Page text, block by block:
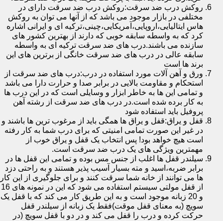
روکش درب ضد سرقت:روکش درب ضد سرقت دارای در
مختلفی در بازار موجود می باشد که از آنها می توان به روکش
هاس ایتالیایی،اروپایی،آمریکایی،چینی،ترکیه ای و ایرانی اشاره
کرد که به واسطه سابقه خوبی که دارند از بهترین کشور های
سازنده می باشند.درب های ضد سرقت ترکیه ای به واسطه
سابقه عالی در درب های ضد سرقت خانگی از برترین های این
برند ها است
ورق و آهن آلات مورد استفاده در درب:درب های ضد سرقت از
استحکام و مقاومت بالایی در برابر صدا و حرارت دارا می باشد
و تمامی این ها به خاطر ابزار و وسایلی است که در این درب ها
به کار برده شده است.در درب های ضد سرقت از رشته آهن
پروفیل باید استفاده شود
قفل و یراق:قفل و یراق ها همگی باید از مرغوب ترین ها باشند و
در غیر این صورت تمامی امنیتی که برای درب شما به کار رفته
است هیچ خواهد بود! پس انتخاب یک قفل و یراق خوب از
مهمترین ویژگی های یک درب ضد سرقت است.
سیلندر قفل ها اغلب از جنس مس بوده و تمامی این قفل ها در
برابر ضربه،اسید و مته بسیار آسیب پذیر هستند و به راحتی دزد
ها می توانند از خانه شما سرقت کنند و برای جلوگیری از این کار
از قفل مولتی سیستم استفاده می شود که این در نمونه های 16
و 20 زبانه موجود است و به این طریق کار می کند که با قفل یک
سویچ (به معنای قفل موقت)فقط یک زبانه از سیلندر قفل
حرکت کرده و درب را قفل می کند و در دو با قفل سویچ (در